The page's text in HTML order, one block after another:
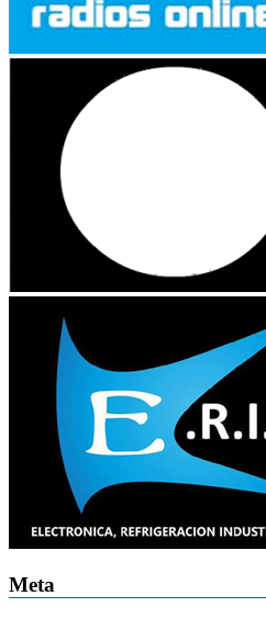
Meta